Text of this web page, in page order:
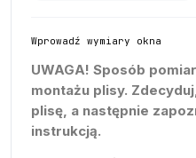
Wprowadź wymiary okna
UWAGA! Sposób
montażu plisy.
plisę, a następnie
instrukcją.